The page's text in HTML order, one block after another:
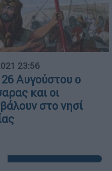
23:56
Αυγούστου ο
και οι
στο νησί